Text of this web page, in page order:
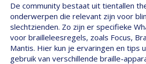
De community bestaat uit tientallen
onderwerpen die relevant zijn voor
slechtzienden. Zo zijn er specifieke
voor brailleleesregels, zoals Focus,
Mantis. Hier kun je ervaringen en tips
gebruik van verschillende braille-